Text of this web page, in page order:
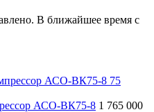
В ближайшее время с
АСО-ВК75-8 1 765 000